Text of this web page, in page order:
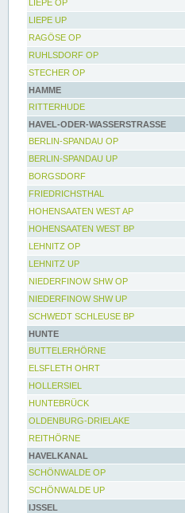
LIEPE OP
LIEPE UP
RAGÖSE OP
RUHLSDORF OP
STECHER OP
HAMME
RITTERHUDE
HAVEL-ODER-WASSERSTRASSE
BERLIN-SPANDAU OP
BERLIN-SPANDAU UP
BORGSDORF
FRIEDRICHSTHAL
HOHENSAATEN WEST AP
HOHENSAATEN WEST BP
LEHNITZ OP
LEHNITZ UP
NIEDERFINOW SHW OP
NIEDERFINOW SHW UP
SCHWEDT SCHLEUSE BP
HUNTE
BUTTELERHÖRNE
ELSFLETH OHRT
HOLLERSIEL
HUNTEBRÜCK
OLDENBURG-DRIELAKE
REITHÖRNE
HAVELKANAL
SCHÖNWALDE OP
SCHÖNWALDE UP
IJSSEL